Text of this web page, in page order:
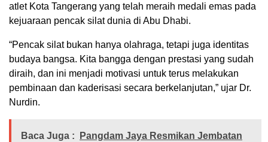
atlet Kota Tangerang yang telah meraih medali emas pada
kejuaraan pencak silat dunia di Abu Dhabi.
“Pencak silat bukan hanya olahraga, tetapi juga identitas
budaya bangsa. Kita bangga dengan prestasi yang sudah
diraih, dan ini menjadi motivasi untuk terus melakukan
pembinaan dan kaderisasi secara berkelanjutan,” ujar Dr.
Nurdin.
Baca Juga :
Pangdam Jaya Resmikan Jembatan